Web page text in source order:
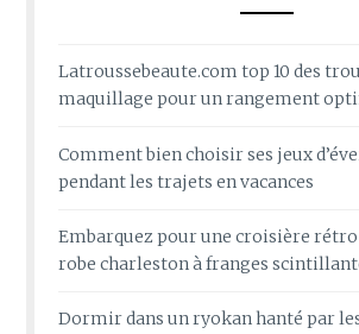
Latroussebeaute.com top 10 des
maquillage pour un rangement
Comment bien choisir ses jeux
pendant les trajets en vacances
Embarquez pour une croisière rétro
robe charleston à franges
Dormir dans un ryokan hanté par